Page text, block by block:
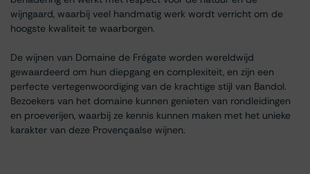
wijngaard, waarbij veel handmatig werk wordt verricht om de
hoogste kwaliteit te waarborgen.
De wijnen van Domaine de Frégate worden wereldwijd
gewaardeerd om hun diepgang en complexiteit, en zijn een
perfecte vertegenwoordiging van de krachtige stijl van Bandol.
Bezoekers van het domaine kunnen genieten van rondleidingen
en proeverijen, waarbij ze kennis kunnen maken met het unieke
karakter van deze Provençaalse wijnen.